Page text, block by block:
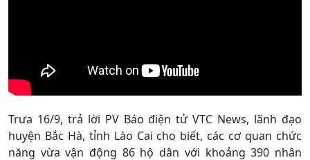
Trưa 16/9, trả lời PV Báo điện tử VTC News, lãnh đạo
huyện Bắc Hà, tỉnh Lào Cai cho biết, các cơ quan chức
năng vừa vận động 86 hộ dân với khoảng 390 nhân